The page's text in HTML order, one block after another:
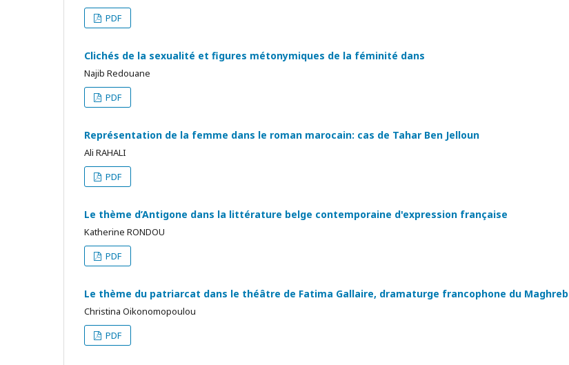
PDF
Clichés de la sexualité et figures métonymiques de la féminité dans
Najib Redouane
PDF
Représentation de la femme dans le roman marocain: cas de Tahar Ben Jelloun
Ali RAHALI
PDF
Le thème d’Antigone dans la littérature belge contemporaine d'expression française
Katherine RONDOU
PDF
Le thème du patriarcat dans le théâtre de Fatima Gallaire, dramaturge francophone du Maghreb
Christina Oikonomopoulou
PDF